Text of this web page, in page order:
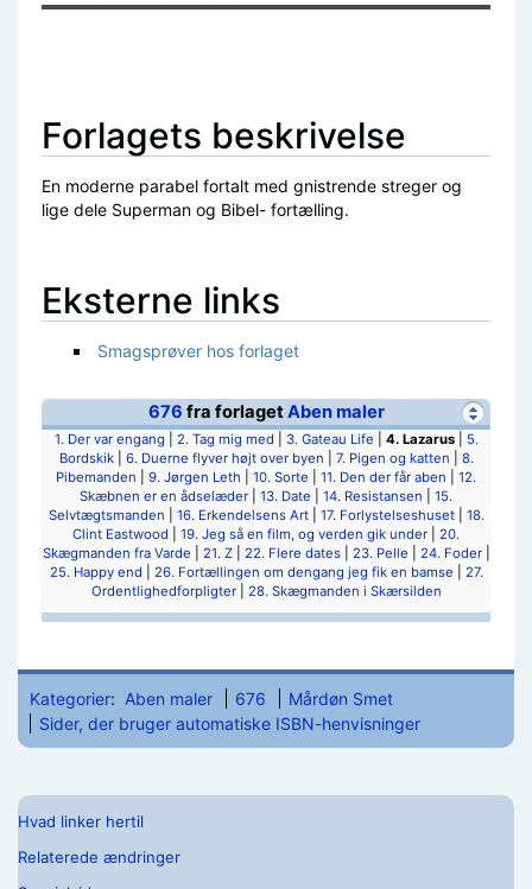
Forlagets beskrivelse
En moderne parabel fortalt med gnistrende streger og
lige dele Superman og Bibel- fortælling.
Eksterne links
Smagsprøver hos forlaget
676 fra forlagetAben maler
1. Der var engang 2. Tag mig med 3. Gateau Life 4. Lazarus|
5.
Bordskik| 6. Duerne flyver højt over byen 7. Pigen og katten
8.
Pibemanden
9. Jørgen Leth 10. Sorte 11. Den der får aben
12.
Skæbnen er en ådselæder
13. Date 14. Resistansen
15.
Selvtægtsmanden
16. Erkendelsens Art| 17. Forlystelseshuset| 18.
Clint Eastwood
19. Jeg så en film, og verden gik under
20.
Skægmanden fra Varde
21. Z| 22. Flere dates| 23. Pelle 24. Foder|
25. Happy end
26. Fortællingen om dengang jeg fik en bamse
27.
Ordentlighedforpligter| 28. Skægmanden i Skærsilden
Kategorier: Aben maler 676
Mårdøn Smet
Sider, der bruger automatiske ISBN-henvisninger
Hvad linker hertil
Relaterede ændringer